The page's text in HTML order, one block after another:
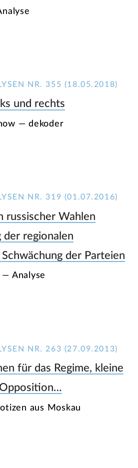
NR. 355 (18.05.2018)
und rechts
— dekoder
NR. 319 (01.07.2016)
russischer Wahlen
der regionalen
der Parteien
Analyse
NR. 263 (27.09.2013)
für das Regime, kleine
aus Moskau